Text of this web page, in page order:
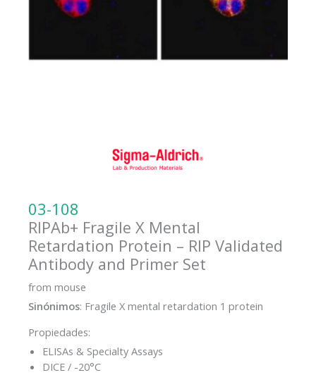
03-108
RIPAb+ Fragile X Mental
Retardation Protein – RIP Validated
Antibody and Primer Set
from mouse
Sinónimos: Fragile X mental retardation 1 protein
Propiedades:
ELISAs & Specialty Assays
DICE / -20°C